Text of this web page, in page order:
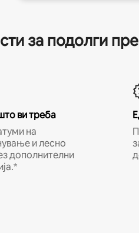
за подолги
ви треба
на
и лесно
дополнителни